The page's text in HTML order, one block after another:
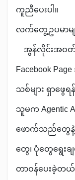
ကူညီပေးပါ။
လက်တွေ့ဥပမာမျ
အွန်လိုင်းအဝ
Facebook
သစ်များ ရှာဖွေ
သူမက Agentic
ဖောက်သည်တွေနဲ့
တွေ၊ ပုံတွေရွေး
တာဝန်ပေးခဲ့တယ်